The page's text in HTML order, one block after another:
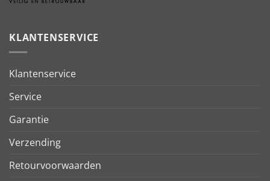
KLANTENSERVICE
Klantenservice
Service
Garantie
Verzending
Retourvoorwaarden